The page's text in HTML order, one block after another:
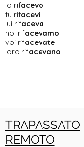
io rifacevo
tu rifacevi
lui rifaceva
noi rifacevamo
voi rifacevate
loro rifacevano
TRAPASSATO
REMOTO